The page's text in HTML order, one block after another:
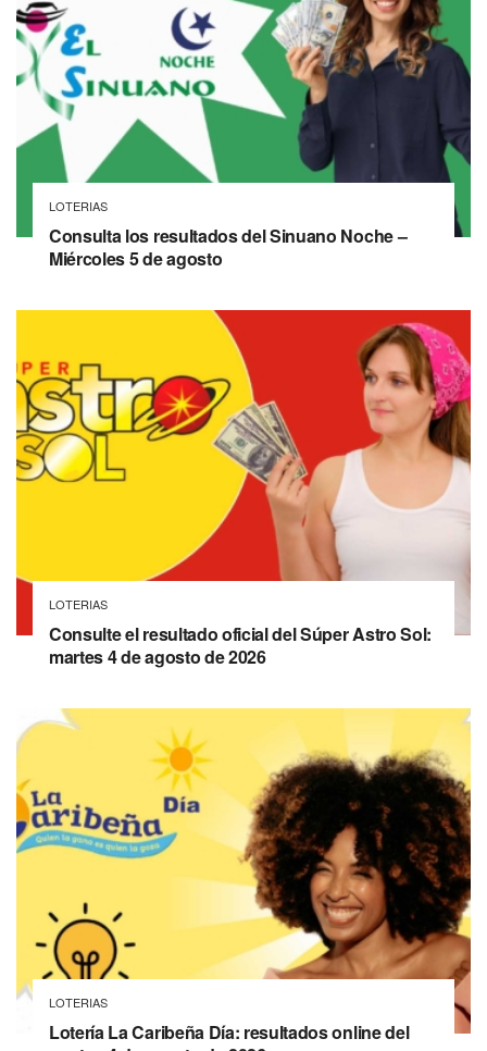
LOTERIAS
Consulta los resultados del Sinuano Noche –
Miércoles 5 de agosto
LOTERIAS
Consulte el resultado oficial del Súper Astro Sol:
martes 4 de agosto de 2026
LOTERIAS
Lotería La Caribeña Día: resultados online del